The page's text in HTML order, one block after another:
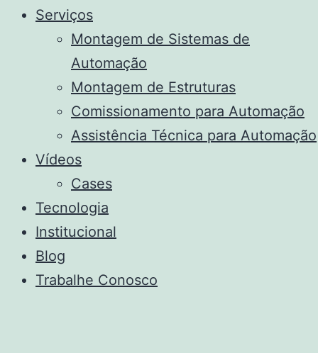
Serviços
Montagem de Sistemas de
Automação
Montagem de Estruturas
Comissionamento para Automação
Assistência Técnica para Automação
Vídeos
Cases
Tecnologia
Institucional
Blog
Trabalhe Conosco